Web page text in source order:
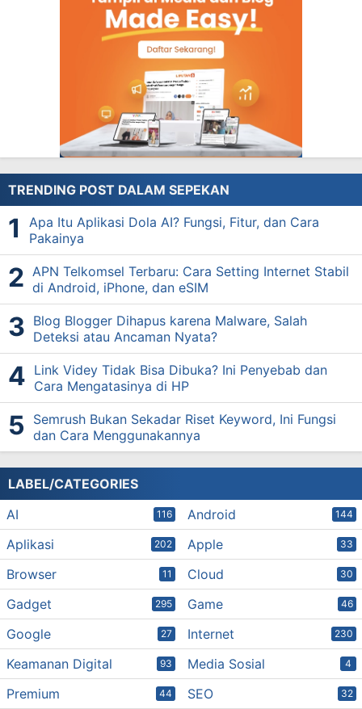
TRENDING POST DALAM SEPEKAN
Apa Itu Aplikasi Dola AI? Fungsi, Fitur, dan Cara
Pakainya
APN Telkomsel Terbaru: Cara Setting Internet Stabil
di Android, iPhone, dan eSIM
Blog Blogger Dihapus karena Malware, Salah
Deteksi atau Ancaman Nyata?
Link Videy Tidak Bisa Dibuka? Ini Penyebab dan
Cara Mengatasinya di HP
Semrush Bukan Sekadar Riset Keyword, Ini Fungsi
dan Cara Menggunakannya
LABEL/CATEGORIES
AI
116 Android 144
Aplikasi 202 Apple 33
Browser 11 Cloud 30
Gadget 295 Game 46
Google 27 Internet 230
Keamanan Digital 93 Media Sosial 4
Premium 44 SEO 32